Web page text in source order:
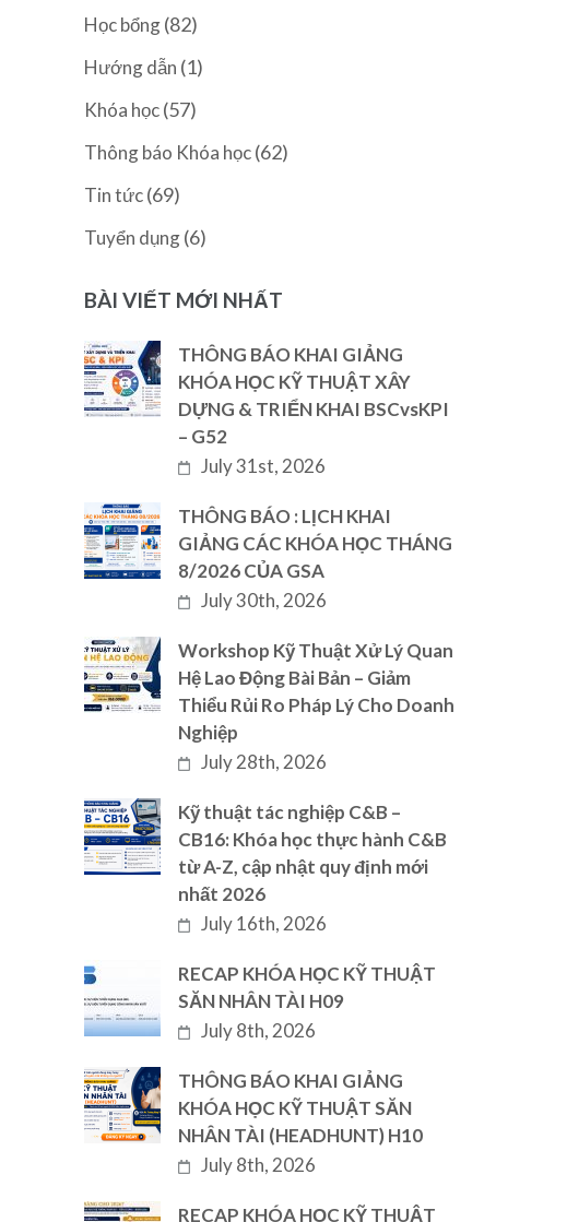
Học bổng(82)
Hướng dẫn (1)
Khóa học(57)
Thông báo Khóa học(62)
Tin tức(69)
Tuyển dụng(6)
BÀI VIẾT MỚI NHẤT
THÔNG BÁO KHAI GIẢNG
KHÓA HỌC KỸ THUẬT XÂY
DỰNG & TRIỂN KHAI BSCvsKPI
– G52
July 31st, 2026
THÔNG BÁO : LỊCH KHAI
GIẢNG CÁC KHÓA HỌC THÁNG
8/2026 CỦA GSA
July 30th, 2026
Workshop Kỹ Thuật Xử Lý Quan
Hệ Lao Động Bài Bản – Giảm
Thiểu Rủi Ro Pháp Lý Cho Doanh
Nghiệp
July 28th, 2026
Kỹ thuật tác nghiệp C&B –
CB16: Khóa học thực hành C&B
từ A-Z, cập nhật quy định mới
nhất 2026
July 16th, 2026
RECAP KHÓA HỌC KỸ THUẬT
SĂN NHÂN TÀI H09
July 8th, 2026
THÔNG BÁO KHAI GIẢNG
KHÓA HỌC KỸ THUẬT SĂN
NHÂN TÀI (HEADHUNT) H10
July 8th, 2026
RECAP KHÓA HỌC KỸ THUẬT